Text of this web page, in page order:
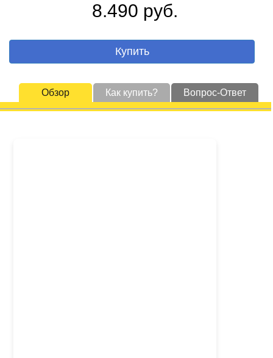
8.490 руб.
Купить
Обзор Как купить? Вопрос-Ответ